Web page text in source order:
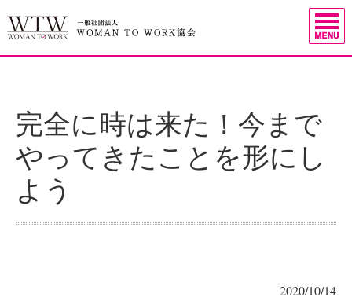
完全に時は来た！今まで
やってきたことを形にし
よう
2020/10/14